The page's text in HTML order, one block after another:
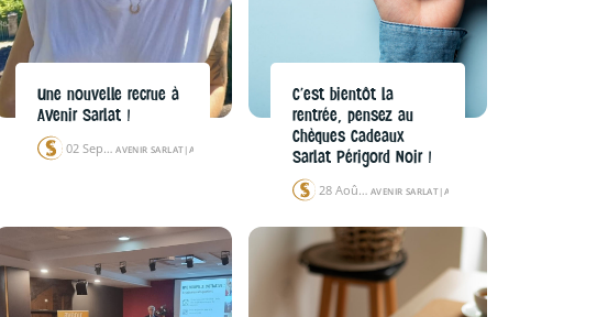
Une nouvelle recrue à
AVenir Sarlat !
02 Sep 24 AVENIR SARLAT|ACTUALITÉS ÉVÉNEMENTS
C’est bientôt la
rentrée, pensez au
Chèques Cadeaux
Sarlat Périgord Noir !
28 Août 24 AVENIR SARLAT|ACTUALITÉS